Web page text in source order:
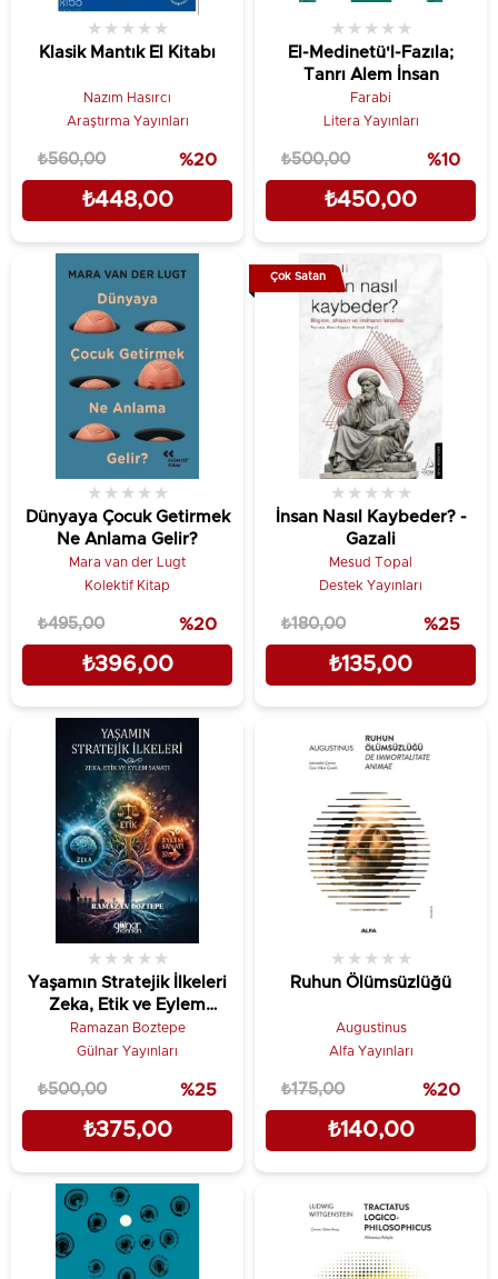
Klasik Mantık El Kitabı
★ ★ ★ ★ ★
Nazım Hasırcı
Araştırma Yayınları
₺448,00
₺560,00 %20
El-Medinetü'l-Fazıla;
Tanrı Alem İnsan
★ ★ ★ ★ ★
Farabi
Litera Yayınları
₺450,00
₺500,00 %10
Dünyaya Çocuk Getirmek
Ne Anlama Gelir?
★ ★ ★ ★ ★
Mara van der Lugt
Kolektif Kitap
₺396,00
₺495,00 %20
İnsan Nasıl Kaybeder? -
Gazali
★ ★ ★ ★ ★
Mesud Topal
Destek Yayınları
₺135,00
₺180,00 %25
Çok Satan
Yaşamın Stratejik İlkeleri
Zeka, Etik ve Eylem
Sanatı
★ ★ ★ ★ ★
Ramazan Boztepe
Gülnar Yayınları
₺375,00
₺500,00 %25
Ruhun Ölümsüzlüğü
★ ★ ★ ★ ★
Augustinus
Alfa Yayınları
₺140,00
₺175,00 %20